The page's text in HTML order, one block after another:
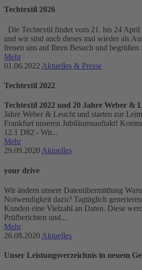
Techtextil 2026
Die Techtextil findet vom 21. bis 24
und wir sind auch dieses mal wieder als
freuen uns auf Ihren Besuch und
Mehr
01.06.2022 Aktuelles & Presse
Techtextil 2022
Techtextil 2022 und 20 Jahre Weber &
Jahre Weber & Leucht und starten zur
Frankfurt unseren Jubiläumsauftakt!
12.1 D82 - Wir...
Mehr
29.09.2020 Aktuelles
your drive
Wir ändern unsere Datenübermittlung
Notwendigkeit dazu? Tagtäglich
Kunden eine Vielzahl an Daten. Diese
Prüfberichten und...
Mehr
26.08.2020 Aktuelles
Unser Leistungsverzeichnis in neuem